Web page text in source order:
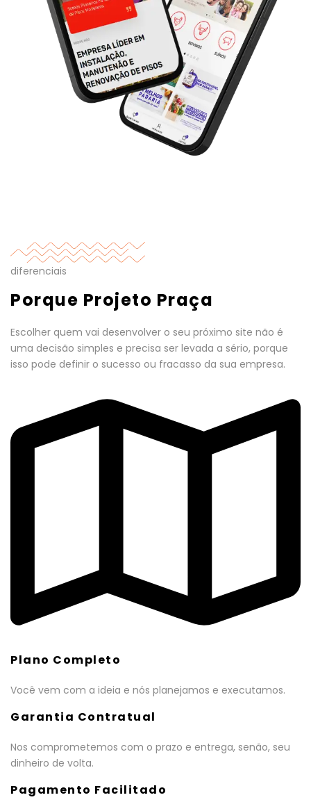
diferenciais
Porque Projeto Praça
Escolher quem vai desenvolver o seu próximo site não é
uma decisão simples e precisa ser levada a sério, porque
isso pode definir o sucesso ou fracasso da sua empresa.
Plano Completo
Você vem com a ideia e nós planejamos e executamos.
Garantia Contratual
Nos comprometemos com o prazo e entrega, senão, seu
dinheiro de volta.
Pagamento Facilitado